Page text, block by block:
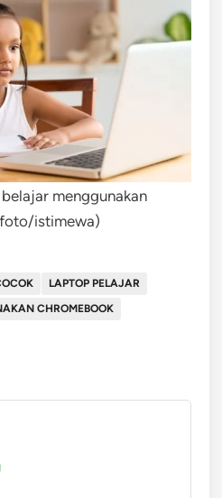
menggunakan
istimewa)
LAPTOP PELAJAR
CHROMEBOOK